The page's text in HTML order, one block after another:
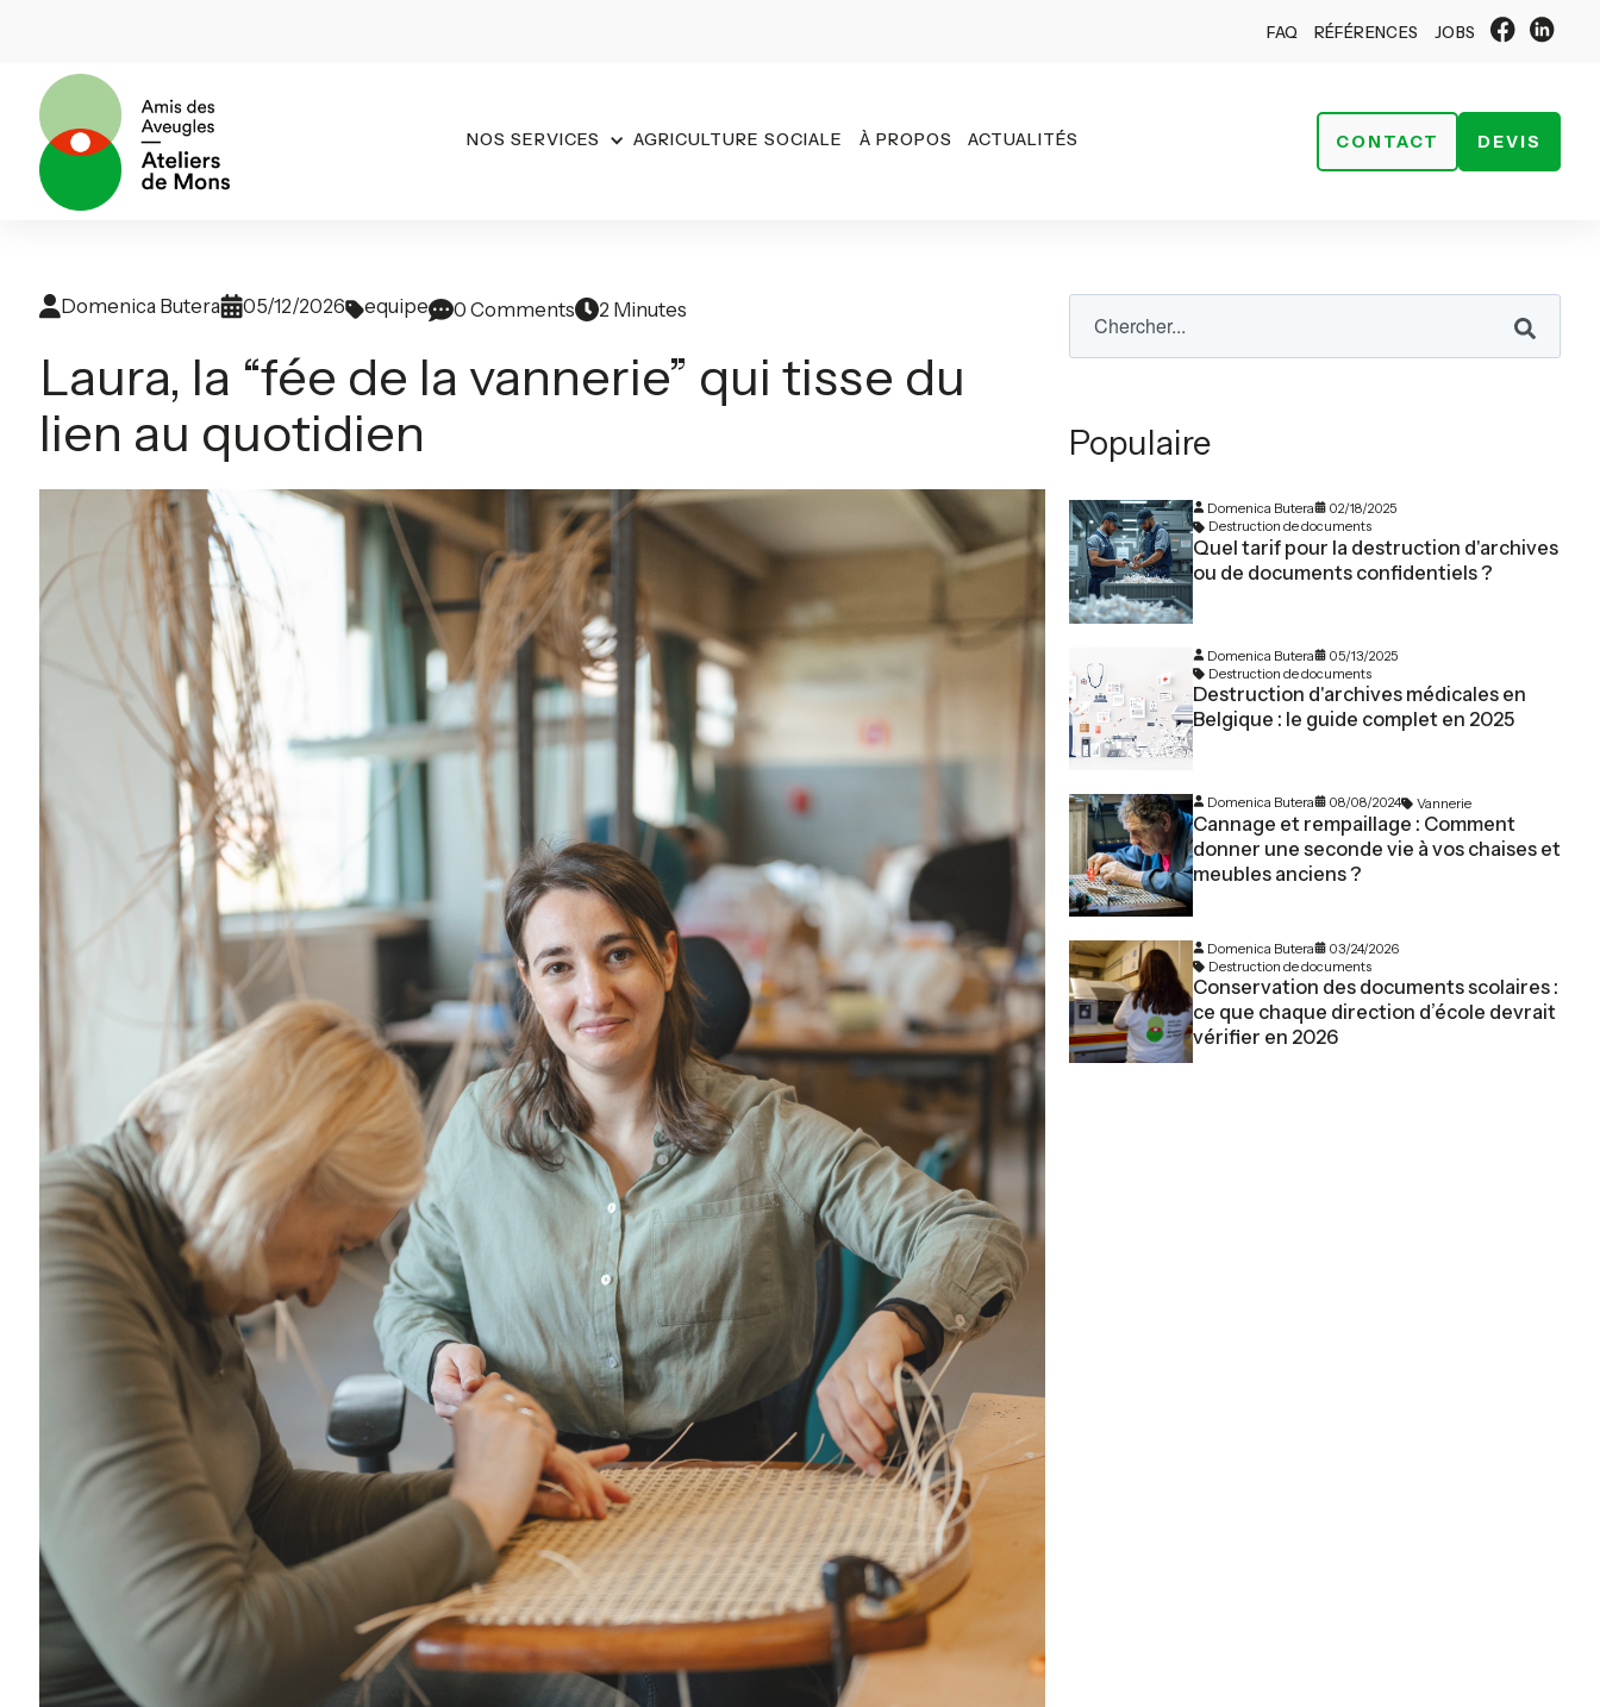
FAQ RÉFÉRENCES JOBS
NOS SERVICES AGRICULTURE SOCIALE À PROPOS ACTUALITÉS CONTACT DEVIS
Domenica Butera 05/12/2026 equipe 0 Comments 2 Minutes
Laura, la “fée de la vannerie” qui tisse du
lien au quotidien
Populaire
Domenica Butera
02/18/2025
Destruction de documents
Quel tarif pour la destruction d'archives
ou de documents confidentiels ?
Domenica Butera
05/13/2025
Destruction de documents
Destruction d'archives médicales en
Belgique : le guide complet en 2025
Domenica Butera 08/08/2024 Vannerie
Cannage et rempaillage : Comment
donner une seconde vie à vos chaises et
meubles anciens ?
Domenica Butera
03/24/2026
Destruction de documents
Conservation des documents scolaires :
ce que chaque direction d’école devrait
vérifier en 2026